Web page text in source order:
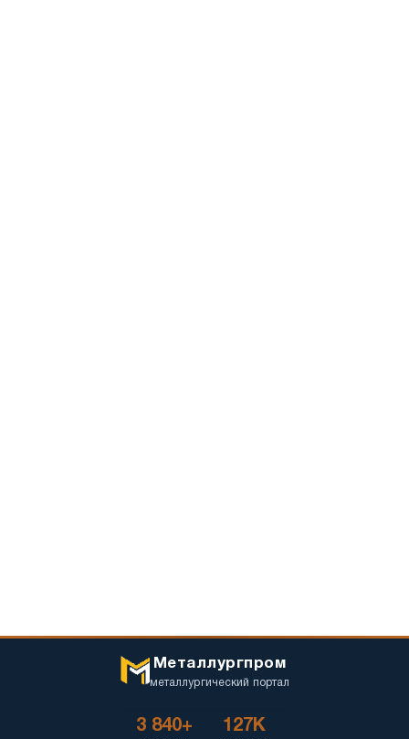
Металлургпром
металлургический портал
3 840+ 127K